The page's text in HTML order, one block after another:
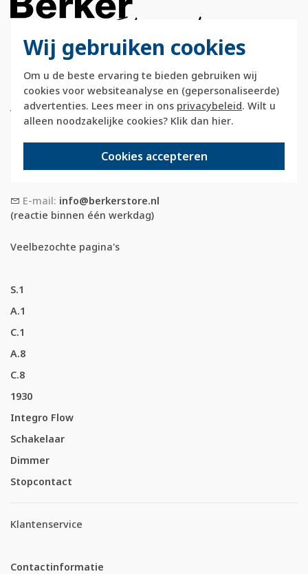
Wij gebruiken cookies
Om u de beste ervaring te bieden gebruiken wij
cookies voor websiteanalyse en (gepersonaliseerde)
advertenties. Lees meer in ons privacybeleid. Wilt u
alleen noodzakelijke cookies? Klik dan hier.
Cookies accepteren
Berkerstore.nl is onderdeel van e-Stores
International B.V. en geen webwinkel of
onderdeel van Hager
Vertriebsgesellschaft GmbH & Co. KG.
Telefoon:088 28 29 333
(maandag t/m vrijdag, 09:00 tot 12:00 en
13:00 tot 17:00 uur)
E-mail: info@berkerstore.nl
(reactie binnen één werkdag)
Veelbezochte pagina's
S.1
A.1
C.1
A.8
C.8
1930
Integro Flow
Schakelaar
Dimmer
Stopcontact
Klantenservice
Contactinformatie